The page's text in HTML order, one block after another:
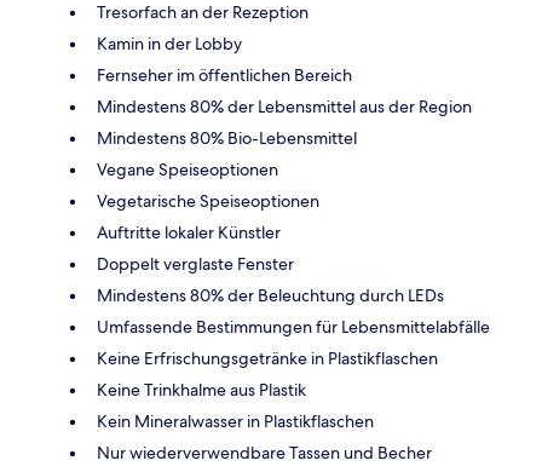
Tresorfach an der Rezeption
Kamin in der Lobby
Fernseher im öffentlichen Bereich
Mindestens 80% der Lebensmittel aus der Region
Mindestens 80% Bio-Lebensmittel
Vegane Speiseoptionen
Vegetarische Speiseoptionen
Auftritte lokaler Künstler
Doppelt verglaste Fenster
Mindestens 80% der Beleuchtung durch LEDs
Umfassende Bestimmungen für Lebensmittelabfälle
Keine Erfrischungsgetränke in Plastikflaschen
Keine Trinkhalme aus Plastik
Kein Mineralwasser in Plastikflaschen
Nur wiederverwendbare Tassen und Becher